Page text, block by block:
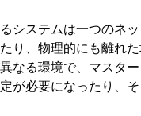
システムは一つのネ
り、物理的にも離れ
なる環境で、マスタ
が必要になったり、